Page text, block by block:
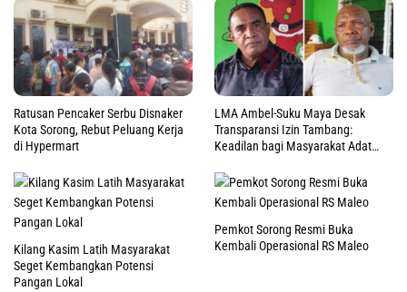
Ratusan Pencaker Serbu Disnaker
Kota Sorong, Rebut Peluang Kerja
di Hypermart
LMA Ambel-Suku Maya Desak
Transparansi Izin Tambang:
Keadilan bagi Masyarakat Adat
Kilang Kasim Latih Masyarakat
Seget Kembangkan Potensi
Pangan Lokal
Pemkot Sorong Resmi Buka
Kembali Operasional RS Maleo